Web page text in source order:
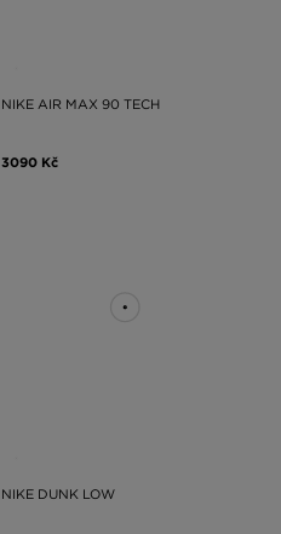
NIKE AIR MAX 90 TECH
3090 Kč
NIKE DUNK LOW